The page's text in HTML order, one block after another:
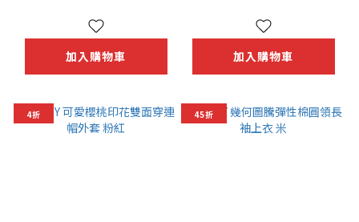
加入購物車 加入購物車
4折 45折